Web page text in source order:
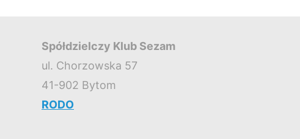
Spółdzielczy Klub Sezam
ul. Chorzowska 57
41-902 Bytom
RODO